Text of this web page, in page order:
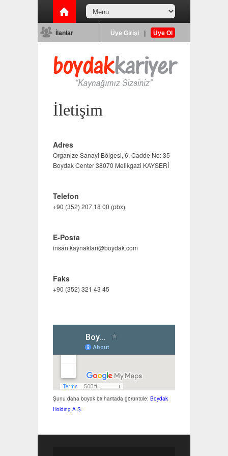
İlanlar Üye Girişi Üye Ol
İletişim
Adres
Organize Sanayi Bölgesi, 6. Cadde No: 35
Boydak Center 38070 Melikgazi KAYSERİ
Telefon
+90 (352) 207 18 00 (pbx)
E-Posta
insan.kaynaklari@boydak.com
Faks
+90 (352) 321 43 45
Şunu daha büyük bir haritada görüntüle: Boydak
Holding A.Ş.